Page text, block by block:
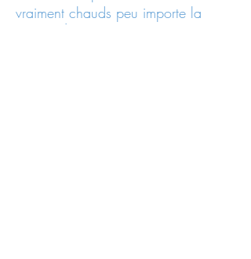
vraiment chauds peu importe la